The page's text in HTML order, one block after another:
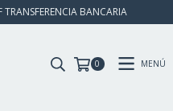
BANCARIA
0 MENÚ